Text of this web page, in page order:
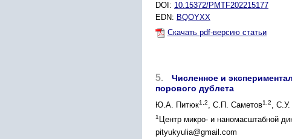
DOI: 10.15372/PMTF202215177
EDN: BQOYXX
Скачать pdf-версию статьи
5.
Численное и
порового дублета
Ю.А. Питюк1,2, С.П. Саметов1,2, С.У.
1 Центр микро- и наномасштабной
pityukyulia@gmail.com